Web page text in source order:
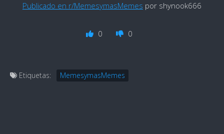
Publicado en r/MemesymasMemes por shynook666
0 0
Etiquetas: MemesymasMemes